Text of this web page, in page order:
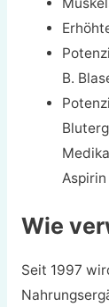
B.
Aspirin
Wie
Seit 1997